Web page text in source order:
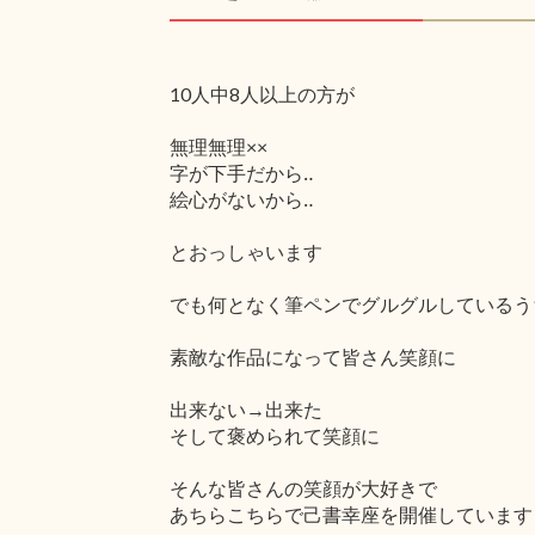
10人中8人以上の方が
無理無理××
字が下手だから‥
絵心がないから‥
とおっしゃいます
でも何となく筆ペンでグルグルしている
素敵な作品になって皆さん笑顔に
出来ない→出来た
そして褒められて笑顔に
そんな皆さんの笑顔が大好きで
あちらこちらで己書幸座を開催しています